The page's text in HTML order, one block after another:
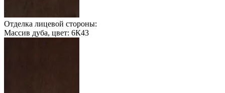
Отделка лицевой стороны:
Массив дуба, цвет: 6К43